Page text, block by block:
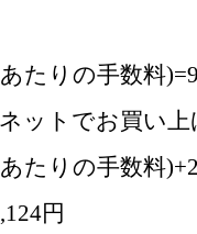
たりの手数料
ットでお買い
たりの手数料
円